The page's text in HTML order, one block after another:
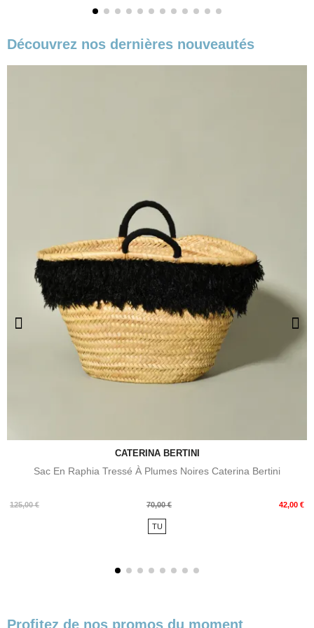
Découvrez nos dernières nouveautés
CATERINA BERTINI
Sac En Raphia Tressé À Plumes Noires Caterina Bertini
125,00 €
Prix
70,00 € 42,00 €
Prix
TU
Profitez de nos promos du moment